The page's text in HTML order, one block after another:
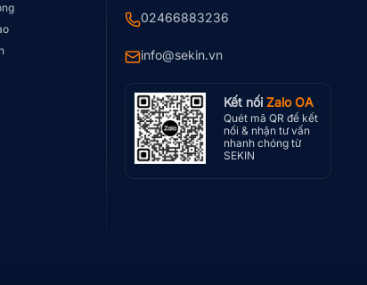
02466883236
info@sekin.vn
Kết nối Zalo OA
Quét mã QR để kết
nối & nhận tư vấn
nhanh chóng từ
SEKIN